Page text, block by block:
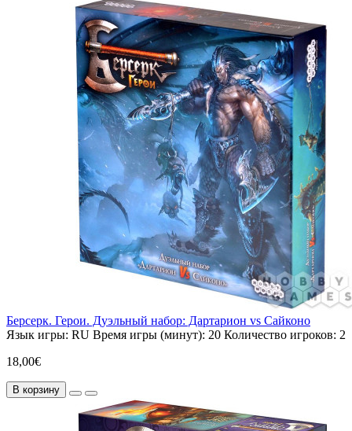
Берсерк. Герои. Дуэльный набор: Дартарион vs Сайконо
Язык игры: RU Время игры (минут): 20 Количество игроков: 2
18,00€
В корзину